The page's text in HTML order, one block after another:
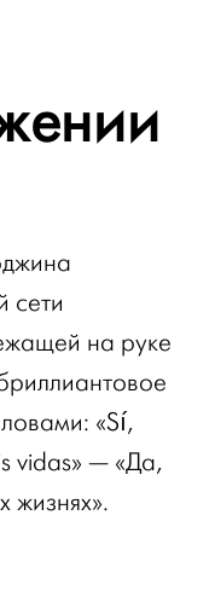
сети
на руке
«Sí,
vidas» — «Да,
жизнях».